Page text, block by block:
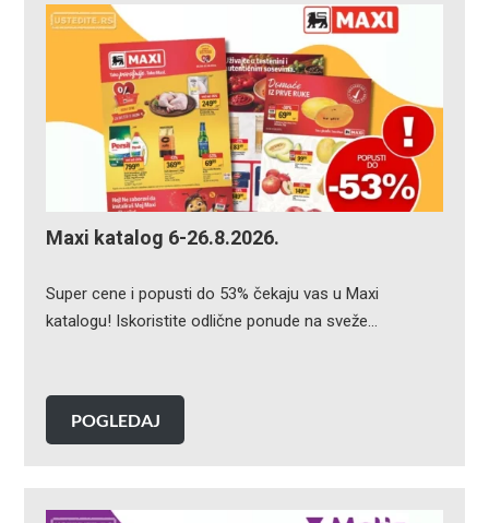
Maxi katalog 6-26.8.2026.
Super cene i popusti do 53% čekaju vas u Maxi
katalogu! Iskoristite odlične ponude na sveže…
POGLEDAJ